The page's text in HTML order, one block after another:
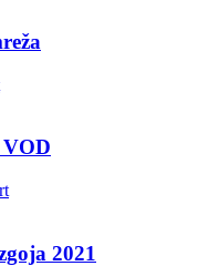
2021